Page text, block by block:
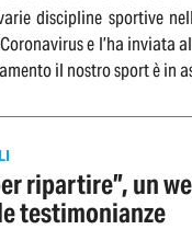
discipline sportive
e l’ha inviata
il nostro sport è in
ripartire”, un
testimonianze